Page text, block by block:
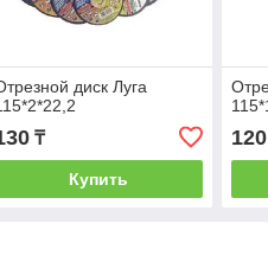
диск Луга
₸
Купить
120